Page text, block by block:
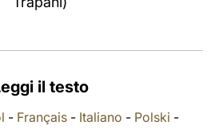
il testo
- Français- Italiano - Polski -